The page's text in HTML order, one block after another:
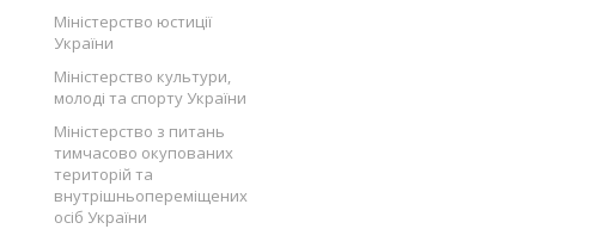
Міністерство юстиції
України
Міністерство культури,
молоді та спорту України
Міністерство з питань
тимчасово окупованих
територій та
внутрішньопереміщених
осіб України